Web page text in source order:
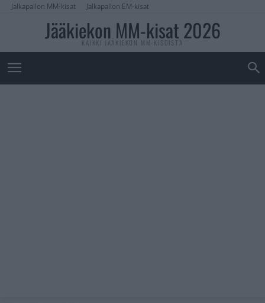
Jalkapallon MM-kisat Jalkapallon EM-kisat
Jääkiekon MM-kisat 2026
KAIKKI JÄÄKIEKON MM-KISOISTA